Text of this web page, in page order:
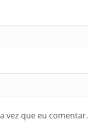
vez que eu comentar.